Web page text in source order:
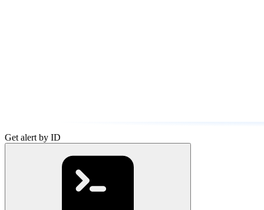
Get alert by ID